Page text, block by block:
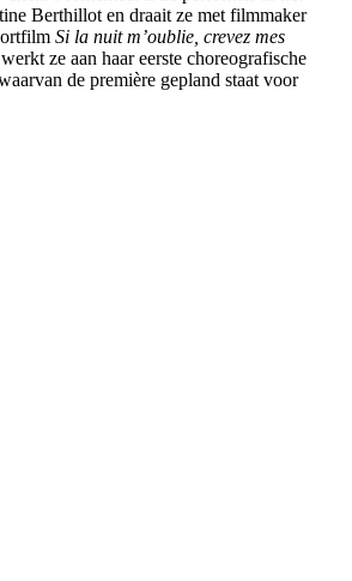
Berthillot en draait ze met filmmaker
Si la nuit m’oublie, crevez mes
ze aan haar eerste choreografische
de première gepland staat voor